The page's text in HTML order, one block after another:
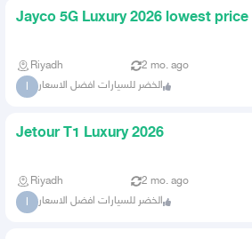
Jayco 5G Luxury 2026 lowest price
Riyadh 2 mo. ago
ا الخضر للسيارات افضل الاسعار
Jetour T1 Luxury 2026
Riyadh 2 mo. ago
ا الخضر للسيارات افضل الاسعار